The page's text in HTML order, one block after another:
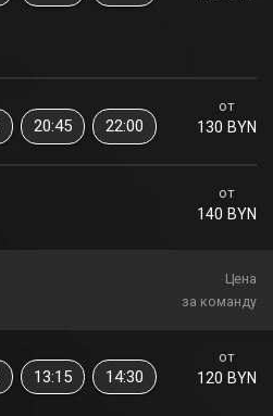
от
130 BYN
20:45 22:00
от
140 BYN
Цена
за команду
от
120 BYN
13:15 14:30